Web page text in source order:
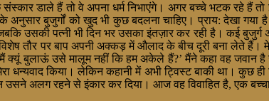
डाले हैं तो वे अपना धर्म निभाएंगे। अगर बच्चे भटक रहे हैं
बुजुर्गों को खुद भी कुछ बदलना चाहिए। प्राय: देखा
उसकी पत्नी भी दिन भर उसका इंतज़ार कर रही है। कई
विशेष तौर पर बाप अपनी अक्कड़ में औलाद के बीच दूरी बना लेते
क्यूं बुलाऊं उसे मालूम नहीं कि हम अकेले हैं?’ मैंने कहा वह
धन्यवाद किया। लेकिन कहानी में अभी ट्विस्ट बाकी था।
अलग रहने से इंकार कर दिया। आज वह विवाहित है, एक बच्चा